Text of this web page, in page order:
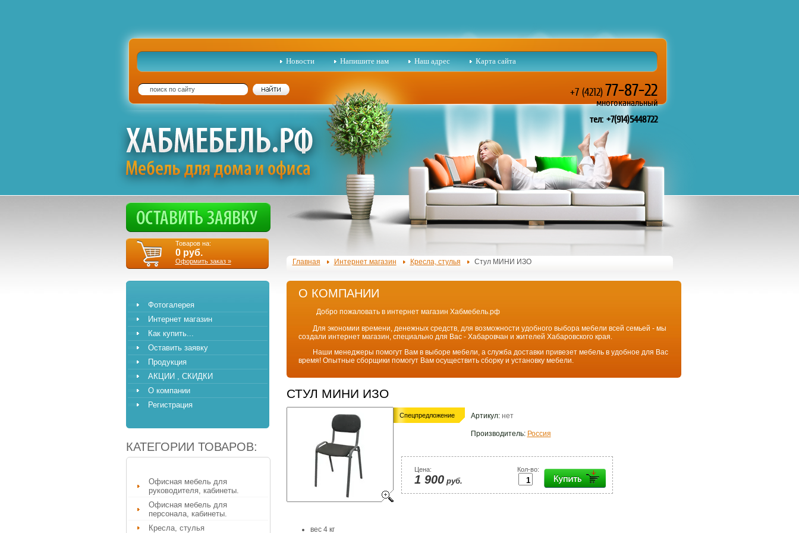
Новости Напишите нам Наш адрес Карта сайта
+7 (4212) 77-87-22
многоканальный
тел: +7(914)5448722
Товаров на:
0руб.
Оформить заказ »
Фотогалерея
Интернет магазин
Как купить...
Оставить заявку
Продукция
АКЦИИ , СКИДКИ
О компании
Регистрация
КАТЕГОРИИ ТОВАРОВ:
Офисная мебель для
руководителя, кабинеты.
Офисная мебель для
персонала, кабинеты.
Кресла, стулья
Главная Интернет магазин Кресла, стулья Стул МИНИ ИЗО
О КОМПАНИИ
Добро пожаловать в интернет магазин Хабмебель.рф
Для экономии времени, денежных средств, для возможности удобного выбора мебели всей семьей - мы
создали интернет магазин, специально для Вас - Хабаровчан и жителей Хабаровского края.
Наши менеджеры помогут Вам в выборе мебели, а служба доставки привезет мебель в удобное для Вас
время! Опытные сборщики помогут Вам осуществить сборку и установку мебели.
СТУЛ МИНИ ИЗО
Спецпредложение Артикул: нет
Производитель: Россия
Кол-во:
Цена:
1 900руб.
вес 4 кг